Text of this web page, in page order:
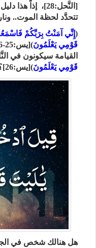
[النَّحل:28]، إذاً
تتحدَّد لحظة الموت..
(إِنِّي آمَنْتُ بِرَبِّكُمْ
قَوْمِي يَعْلَمُونَ
القيامة سيكونون في
قَوْمِي يَعْلَمُونَ)[يس:26]؟
هل هنالك شخص في